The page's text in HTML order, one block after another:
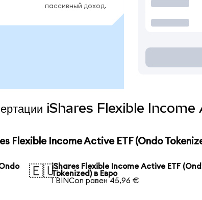
пассивный доход.
iShares Flexible
Flexible Income Active ETF (Ondo
🇪🇺iShares Flexible Income Active ETF
Tokenized) в Евро
1 BINCon равен 45,96 €